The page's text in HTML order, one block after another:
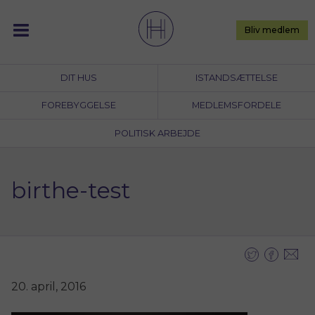
content
DIT HUS ISTANDSÆTTELSE
FOREBYGGELSE MEDLEMSFORDELE
POLITISK ARBEJDE
Bliv medlem
birthe-test
20. april, 2016